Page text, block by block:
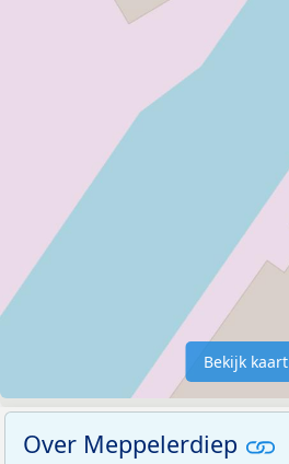
Bekijk kaart
Over Meppelerdiep